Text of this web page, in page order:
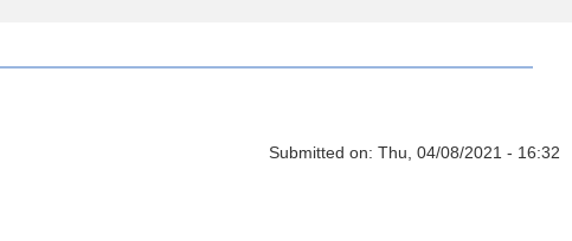
Submitted on: Thu, 04/08/2021 - 16:32